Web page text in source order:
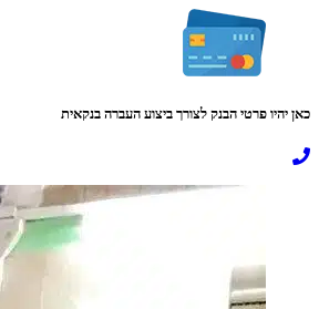
כאן יהיו פרטי הבנק לצורך ביצוע העברה בנקאית